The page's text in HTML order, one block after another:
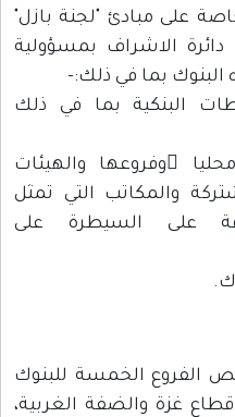
على مبادئ "لجنة بازل"
الاشراف بمسؤولية
بما في ذلك:-
البنكية بما في ذلك
ًوفروعها والهيئات
والمكاتب التي تمثل
على السيطرة على
الفروع الخمسة للبنوك
قطاع غزة والضفة الغربية،